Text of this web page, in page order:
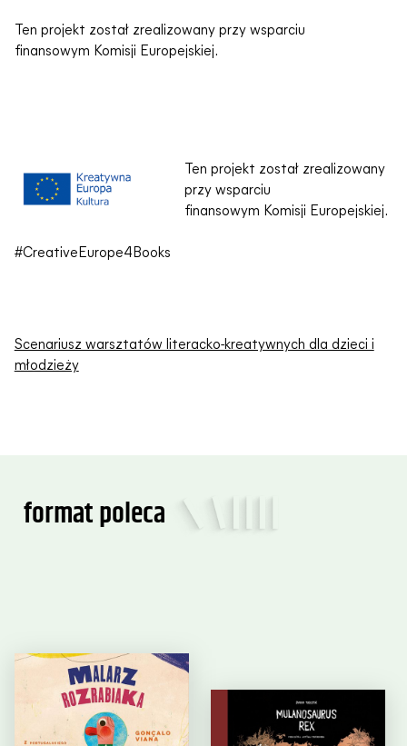
Ten projekt został zrealizowany przy wsparciu
finansowym Komisji Europejskiej.
Ten projekt został zrealizowany
przy wsparciu
finansowym Komisji Europejskiej.
#CreativeEurope4Books
Scenariusz warsztatów literacko-kreatywnych dla dzieci i
młodzieży
format poleca